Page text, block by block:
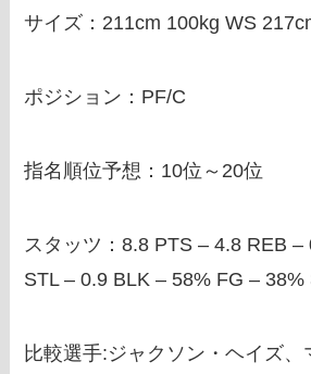
サイズ：211cm 100kg WS
ポジション：PF/C
指名順位予想：10位～20位
スタッツ：8.8 PTS – 4.8 REB –
STL – 0.9 BLK – 58% FG – 38%
比較選手:ジャクソン・ヘイズ